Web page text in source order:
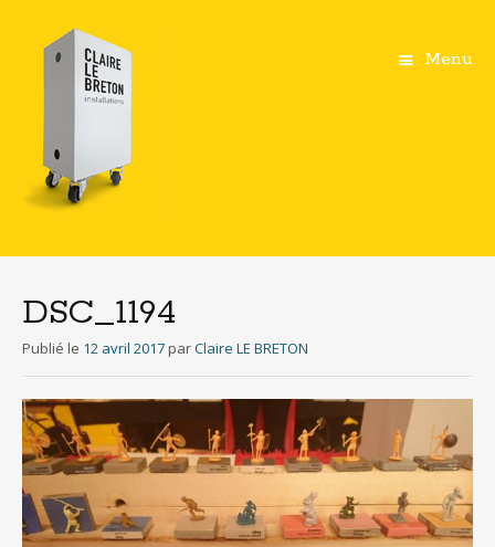
Menu
principal
DSC_1194
Publié le 12 avril 2017 parClaire LE BRETON